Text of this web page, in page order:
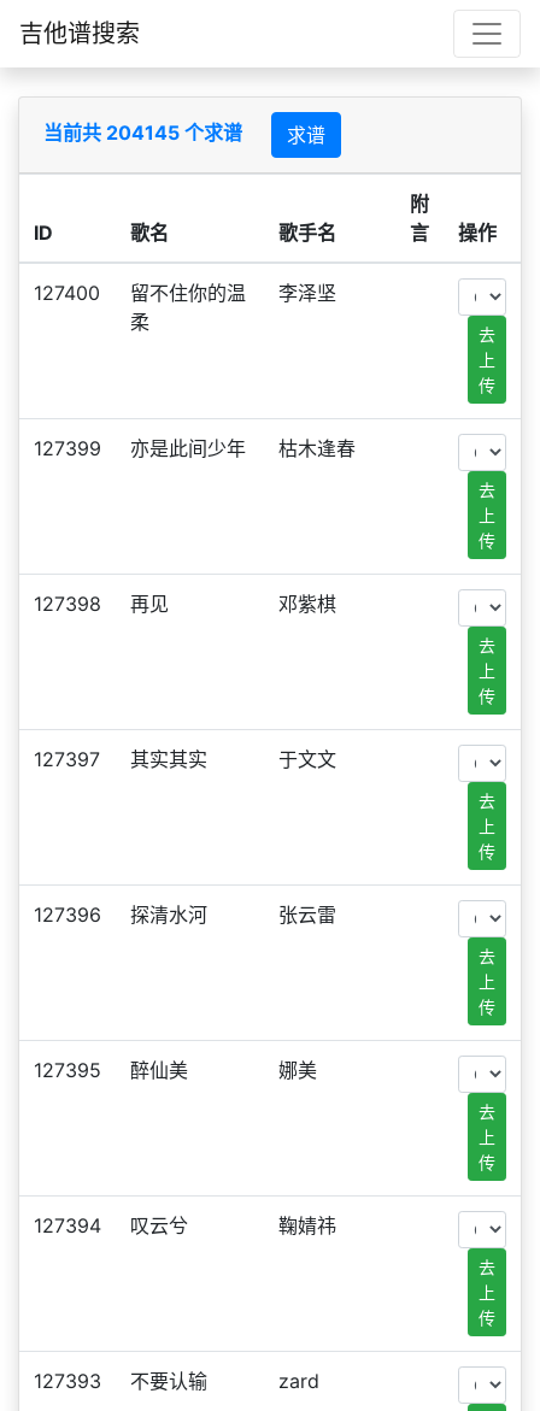
吉他谱搜索
当前共 204145 个求谱 求谱
ID 歌名 歌手名
附
言
操作
127400
留不住你的温
柔
李泽坚
去
上
传
127399 亦是此间少年 枯木逢春
去
上
传
127398 再见 邓紫棋
去
上
传
127397 其实其实 于文文
去
上
传
127396 探清水河 张云雷
去
上
传
127395 醉仙美 娜美
去
上
传
127394 叹云兮 鞠婧祎
去
上
传
127393 不要认输 zard